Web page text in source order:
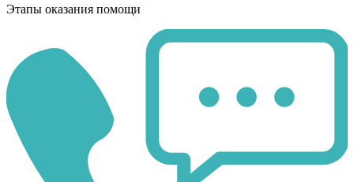
Этапы оказания помощи